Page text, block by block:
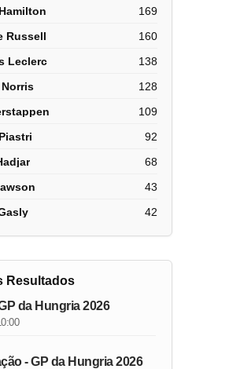
169
Russell 160
Leclerc 138
128
109
92
68
43
42
Resultados
da Hungria 2026
- GP da Hungria 2026